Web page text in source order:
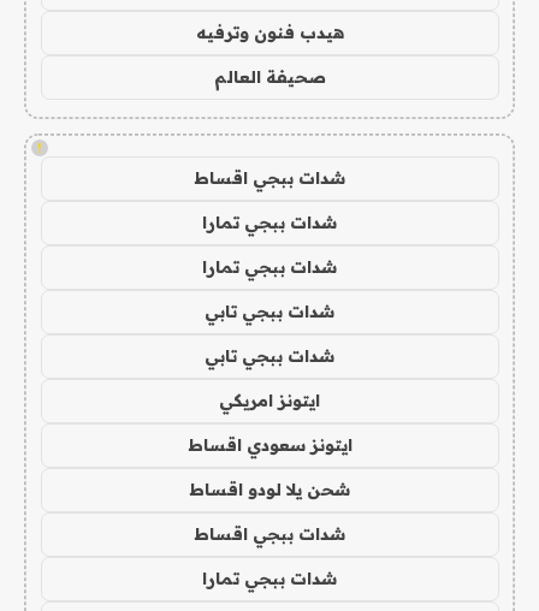
هيدب فنون وترفيه
صحيفة العالم
!
شدات ببجي اقساط
شدات ببجي تمارا
شدات ببجي تمارا
شدات ببجي تابي
شدات ببجي تابي
ايتونز امريكي
ايتونز سعودي اقساط
شحن يلا لودو اقساط
شدات ببجي اقساط
شدات ببجي تمارا